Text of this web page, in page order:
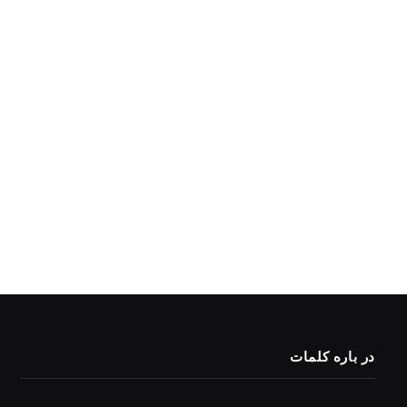
در باره کلمات